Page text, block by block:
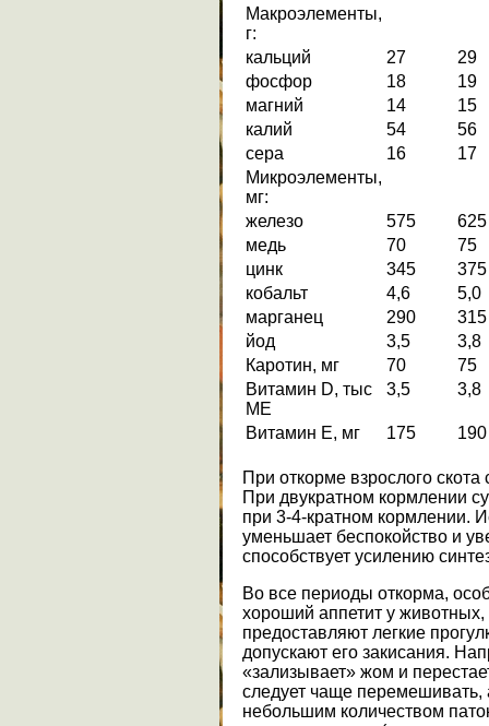
Макроэлементы,
г:
кальций
27
29
фосфор
18
19
магний
14
15
калий
54
56
сера
16
17
Микроэлементы,
мг:
железо
575
625
медь
70
75
цинк
345
375
кобальт
4,6
5,0
марганец
290
315
йод
3,5
3,8
Каротин, мг
70
75
Витамин D, тыс
МЕ
3,5 3,8
Витамин Е, мг 175 190
При откорме взрослого
При двукратном кормлении
при 3-4-кратном кормлении.
уменьшает беспокойство и
способствует усилению
Во все периоды откорма,
хороший аппетит у животных,
предоставляют легкие
допускают его закисания.
«зализывает» жом и
следует чаще перемешивать,
небольшим количеством